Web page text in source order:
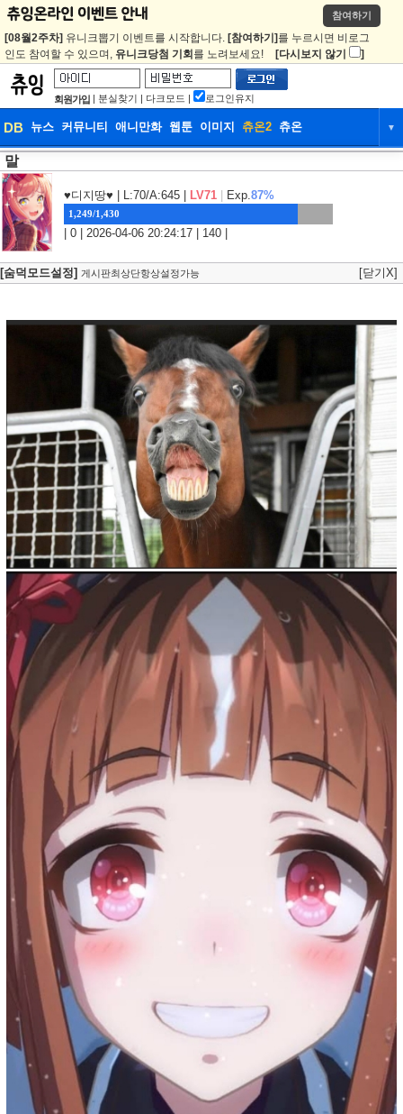
참여하기
[08월2주차] 유니크뽑기 이벤트를 시작합니다. [참여하기] 를 누르시면 비로그
인도 참여할 수 있으며, 유니크당첨 기회 를 노려보세요! [다시보지 않기 ]
회원가입 | 분실찾기 | 다크모드 | 로그인유지
DB 뉴스 커뮤니티 애니만화 웹툰 이미지 츄온2 츄온 ▼
웹툰 이미지 츄온2
말
♥디지땅♥ | L:70/A:645 | LV71 Exp.87%
1,249/1,430
| 0 | 2026-04-06 20:24:17 | 140 |
[숨덕모드설정] 게시판최상단항상설정가능 [닫기X]